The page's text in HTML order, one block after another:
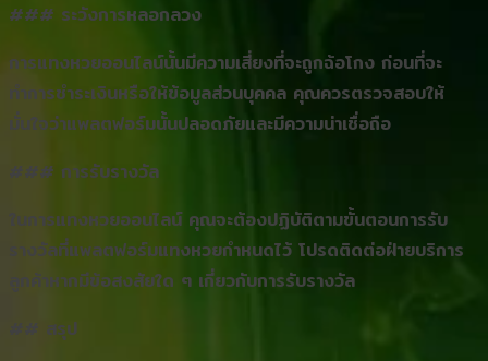
### ระวังการหลอกลวง
การแทงหวยออนไลน์นั้นมีความเสี่ยงที่จะถูกฉ้อโกง ก่อนที่จะ
ทำการชำระเงินหรือให้ข้อมูลส่วนบุคคล คุณควรตรวจสอบให้
มั่นใจว่าแพลตฟอร์มนั้นปลอดภัยและมีความน่าเชื่อถือ
### การรับรางวัล
ในการแทงหวยออนไลน์ คุณจะต้องปฏิบัติตามขั้นตอนการรับ
รางวัลที่แพลตฟอร์มแทงหวยกำหนดไว้ โปรดติดต่อฝ่ายบริการ
ลูกค้าหากมีข้อสงสัยใด ๆ เกี่ยวกับการรับรางวัล
## สรุป